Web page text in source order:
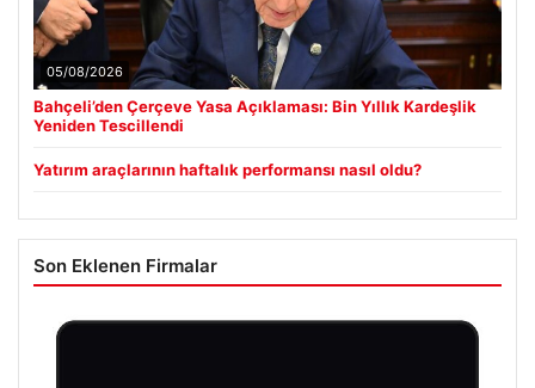
05/08/2026
Bahçeli’den Çerçeve Yasa Açıklaması: Bin Yıllık Kardeşlik
Yeniden Tescillendi
Yatırım araçlarının haftalık performansı nasıl oldu?
Son Eklenen Firmalar